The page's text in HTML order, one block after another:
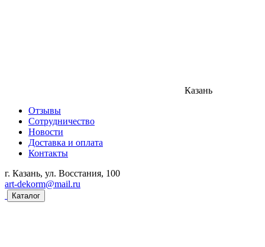
Казань
Отзывы
Сотрудничество
Новости
Доставка и оплата
Контакты
г. Казань, ул. Восстания, 100
art-dekorm@mail.ru
Каталог